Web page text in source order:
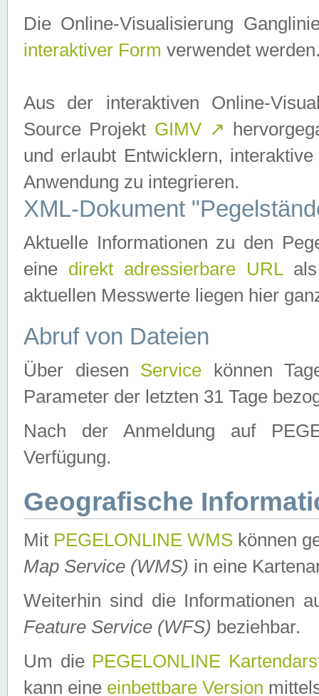
Die Online-Visualisierung
interaktiver Form verwendet
Aus der interaktiven Online-
Source Projekt GIMV ↗
und erlaubt Entwicklern,
Anwendung zu integrieren.
XML-Dokument
Aktuelle Informationen zu den
eine direkt adressierbare URLals
aktuellen Messwerte liegen hier
Abruf von Dateien
Über diesen Service können
Parameter der letzten 31 Tage
Nach der Anmeldung auf
Verfügung.
Geografische
Mit PEGELONLINE WMS können
Map Service (WMS) in eine
Weiterhin sind die Informationen
Feature Service (WFS) beziehbar.
Um die PEGELONLINE
kann eine einbettbare Version